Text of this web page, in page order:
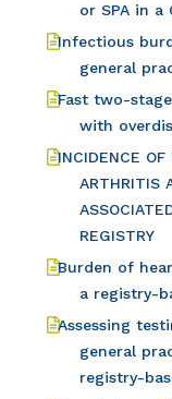
or SPA in a
Infectious
general
Fast two-
with
INCIDENCE OF
ARTHRITIS
REGISTRY
Burden of
a registry-
Assessing
general
registry-